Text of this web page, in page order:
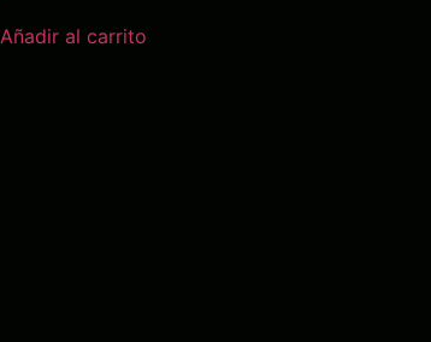
Añadir al carrito